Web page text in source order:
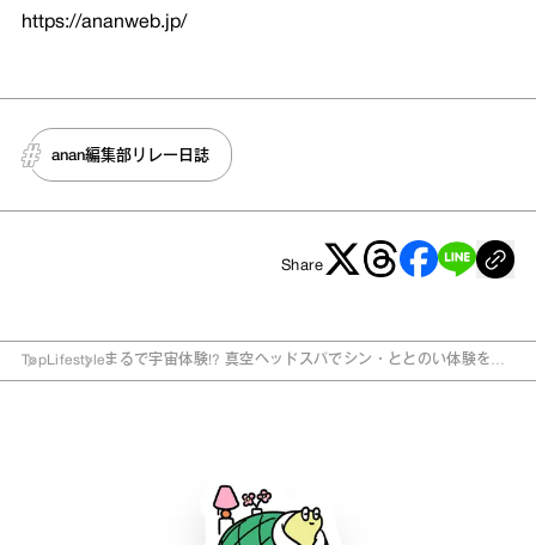
https://ananweb.jp/
anan編集部リレー日誌
Share
Top Lifestyleまるで宇宙体験!? 真空ヘッドスパでシン・ととのい体験をし